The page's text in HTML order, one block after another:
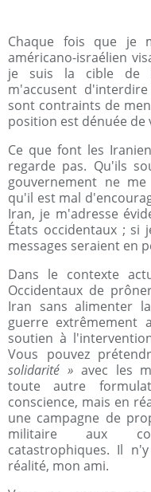
Chaque fois que je
américano-israélien
je suis la cible de
m'accusent
sont contraints de
position est dénuée
Ce que font les
regarde pas. Qu'ils
gouvernement ne
qu'il est mal
Iran, je m'adresse
États occidentaux ; si
messages seraient en
Dans le contexte
Occidentaux de
Iran sans alimenter
guerre extrêmement
soutien à
Vous pouvez
solidarité »avec les
toute autre
conscience, mais en
une campagne de
militaire aux
catastrophiques. Il
réalité, mon ami.